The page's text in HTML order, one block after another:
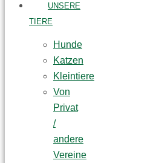
UNSERE
TIERE
Hunde
Katzen
Kleintiere
Von
Privat
/
andere
Vereine